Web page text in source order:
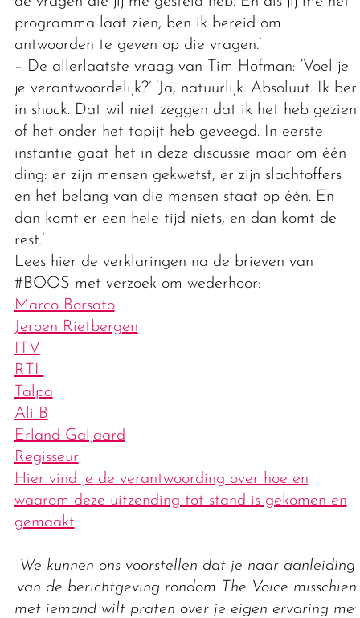
programma laat zien, ben ik bereid om
antwoorden te geven op die vragen.’
– De allerlaatste vraag van Tim Hofman: ‘Voel je
je verantwoordelijk?’ ‘Ja, natuurlijk. Absoluut. Ik ben
in shock. Dat wil niet zeggen dat ik het heb gezien
of het onder het tapijt heb geveegd. In eerste
instantie gaat het in deze discussie maar om één
ding: er zijn mensen gekwetst, er zijn slachtoffers
en het belang van die mensen staat op één. En
dan komt er een hele tijd niets, en dan komt de
rest.’
Lees hier de verklaringen na de brieven van
#BOOS met verzoek om wederhoor:
Marco Borsato
Jeroen Rietbergen
ITV
RTL
Talpa
Ali B
Erland Galjaard
Regisseur
Hier vind je de verantwoording over hoe en
waarom deze uitzending tot stand is gekomen en
gemaakt
We kunnen ons voorstellen dat je naar aanleiding
van de berichtgeving rondom The Voice misschien
met iemand wilt praten over je eigen ervaring met